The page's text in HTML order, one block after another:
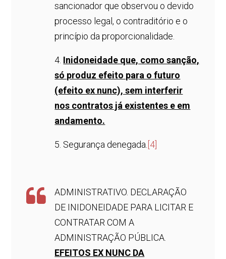
sancionador que observou o devido
processo legal, o contraditório e o
princípio da proporcionalidade.
4. Inidoneidade que, como sanção,
só produz efeito para o futuro
(efeito ex nunc), sem interferir
nos contratos já existentes e em
andamento.
5. Segurança denegada. [4]
ADMINISTRATIVO. DECLARAÇÃO
DE INIDONEIDADE PARA LICITAR E
CONTRATAR COM A
ADMINISTRAÇÃO PÚBLICA.
EFEITOS EX NUNC DA